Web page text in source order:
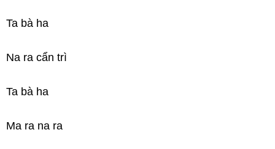
Ta bà ha
Na ra cẩn trì
Ta bà ha
Ma ra na ra